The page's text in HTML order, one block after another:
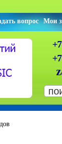
вопрос Мои